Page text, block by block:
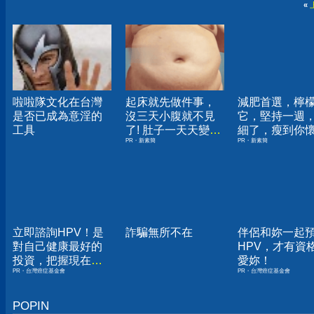
«
啦啦隊文化在台灣
是否已成為意淫的
工具
起床就先做件事，
沒三天小腹就不見
了! 肚子一天天變
小！
PR・新素簡
減肥首選，檸
它，堅持一週
細了，瘦到你
人生
PR・新素簡
立即諮詢HPV！是
對自己健康最好的
投資，把握現在不
嫌晚！
PR・台灣癌症基金會
詐騙無所不在
伴侶和妳一起
HPV，才有資
愛妳！
PR・台灣癌症基金會
POPIN